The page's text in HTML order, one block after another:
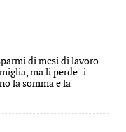
di mesi di lavoro
ma li perde: i
la somma e la